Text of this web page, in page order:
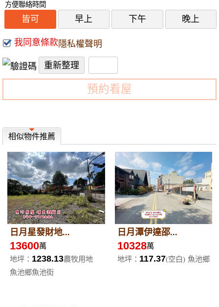
方便聯絡時間
皆可 早上 下午 晚上
我同意條款隱私權聲明
預約看屋
相似物件推薦
日月星發財地...
13600萬
地坪： 1238.13農牧用地
魚池鄉魚池街
日月潭伊達邵...
10328萬
地坪： 117.37(空白) 魚池鄉